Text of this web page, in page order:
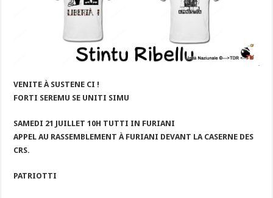
VENITE À SUSTENE CI !
FORTI SEREMU SE UNITI SIMU
SAMEDI 21 JUILLET 10H TUTTI IN FURIANI
APPEL AU RASSEMBLEMENT À FURIANI DEVANT LA CASERNE DES
CRS.
PATRIOTTI